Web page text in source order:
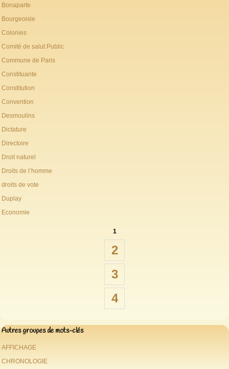
Bonaparte
Bourgeoisie
Colonies
Comité de salut Public
Commune de Paris
Constituante
Constitution
Convention
Desmoulins
Dictature
Directoire
Droit naturel
Droits de l’homme
droits de vote
Duplay
Economie
1
2
3
4
Autres groupes de mots-clés
AFFICHAGE
CHRONOLOGIE